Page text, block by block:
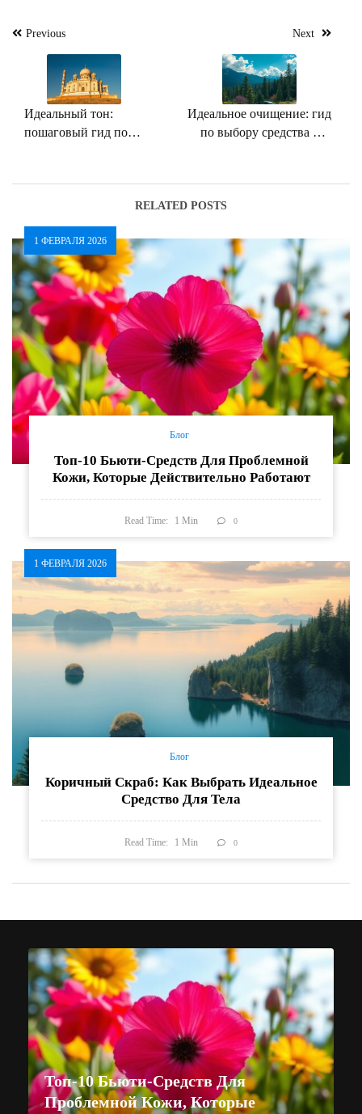
Навигация
Previous
Идеальный тон:
пошаговый гид по
Next
Идеальное очищение: гид
по выбору средства для
RELATED POSTS
1 ФЕВРАЛЯ 2026
Блог
Топ-10 Бьюти-Средств Для Проблемной
Кожи, Которые Действительно Работают
Read Time: 1Min 0
1 ФЕВРАЛЯ 2026
Блог
Коричный Скраб: Как Выбрать Идеальное
Средство Для Тела
Read Time: 1Min 0
Топ-10 Бьюти-Средств Для
Проблемной Кожи, Которые